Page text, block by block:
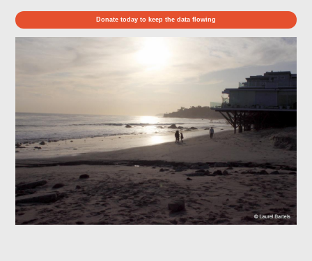
Donate today to keep the data flowing